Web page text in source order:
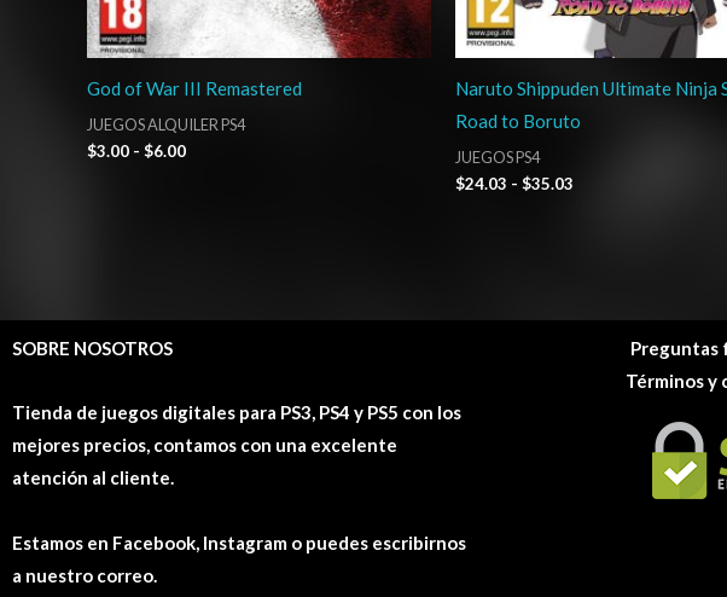
God of War III Remastered
JUEGOS ALQUILER PS4
$3.00 - $6.00
Naruto Shippuden Ultimate Ninja
Road to Boruto
JUEGOS PS4
$24.03 - $35.03
SOBRE NOSOTROS
Tienda de juegos digitales para PS3, PS4 y PS5 con los
mejores precios, contamos con una excelente
atención al cliente.
Estamos en Facebook, Instagram o puedes escribirnos
a nuestro correo.
Preguntas
Términos y